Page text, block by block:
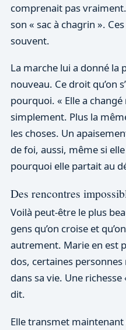
comprenait pas
son « sac à chagrin ».
souvent.
La marche lui a donné la
nouveau. Ce droit qu’on
pourquoi. « Elle a
simplement. Plus la
les choses. Un
de foi, aussi, même si
pourquoi elle partait au
Des rencontres
Voilà peut-être le plus
gens qu’on croise et
autrement. Marie en est
dos, certaines
dans sa vie. Une
dit.
Elle transmet